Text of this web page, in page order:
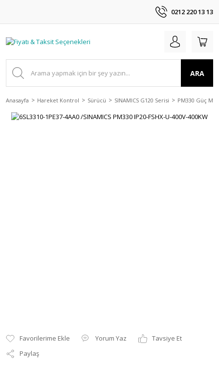
0212 220 13 13
ARA
Anasayfa Hareket Kontrol Sürücü SINAMICS G120 Serisi PM330 Güç
Yorum Yaz
Tavsiye Et
Paylaş